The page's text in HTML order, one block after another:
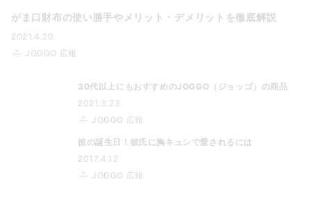
がま口財布の使い勝手やメリット・デメリットを徹底解説
2021.4.20
JOGGO 広報
30代以上にもおすすめのJOGGO（ジョッゴ）の商品
2021.3.23
JOGGO 広報
彼の誕生日！彼氏に胸キュンで愛されるには
2017.4.12
JOGGO 広報